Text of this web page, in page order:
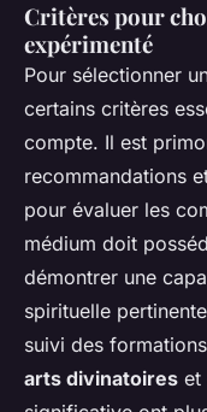
Critères pour
expérimenté
Pour sélectionner
certains critères
compte. Il est
recommandations
pour évaluer les
médium doit
démontrer une
spirituelle
suivi des
arts divinatoires et